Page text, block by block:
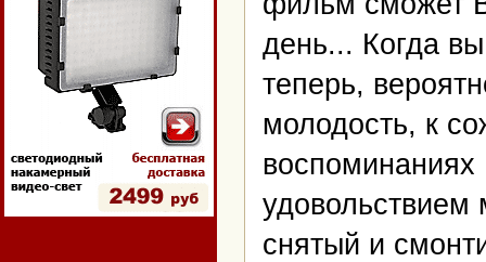
день... Когда
теперь,
молодость, к
удовольствием
снятый и